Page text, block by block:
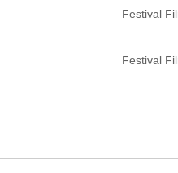
Festival
Festival